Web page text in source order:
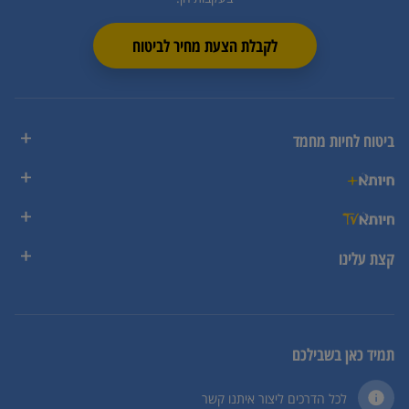
לקבלת הצעת מחיר לביטוח
ביטוח לחיות מחמד
קצת עלינו
תמיד כאן בשבילכם
לכל הדרכים ליצור איתנו קשר